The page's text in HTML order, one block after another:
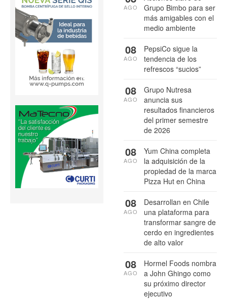
Grupo Bimbo para ser
más amigables con el
medio ambiente
AGO
PepsiCo sigue la
tendencia de los
refrescos “sucios”
08
AGO
Grupo Nutresa
anuncia sus
resultados financieros
del primer semestre
de 2026
08
AGO
Yum China completa
la adquisición de la
propiedad de la marca
Pizza Hut en China
08
AGO
Desarrollan en Chile
una plataforma para
transformar sangre de
cerdo en ingredientes
de alto valor
08
AGO
Hormel Foods nombra
a John Ghingo como
su próximo director
ejecutivo
08
AGO